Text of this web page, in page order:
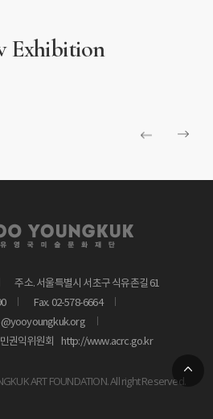
Exhibition
주소. 서울특별시 서초구 식유촌길 61
Fax. 02-578-6664
권익위원회
http://www.acrc.go.kr
ART FOUNDATION. All right Reserved.